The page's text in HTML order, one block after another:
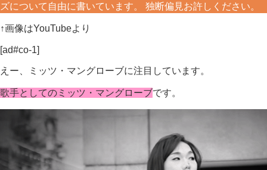
ズについて自由に書いています。 独断偏見お許しください。
↑画像はYouTubeより
[ad#co-1]
えー、ミッツ・マングローブに注目しています。
歌手としてのミッツ・マングローブです。